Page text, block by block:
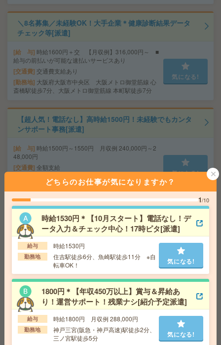
＼8名募集／未経験OK！大手企業＊健康診断結果データ
チェック等[派遣]
給 与 時給1600円＋交 【月収例】316,000円～ ■
給与の前払いが可能な速払いサービスあり
交通費 交通費支給あり
勤務地 大阪府大阪市中央区 大阪メトロ御堂筋線 心
斎橋駅徒歩7分、大阪メトロ御堂筋線 本町駅徒歩7分
気になる!
【超人気！電話なし】高時給1500円！未経験でもカンタ
ンサポート事務[派遣]
給 与 時給1500円～1550円 月収例 240,000円～2
48,000円
交通費 全額支給
三ノ宮駅徒歩5分、神戸三宮(阪神)駅徒歩4
分 ※通勤や買い物に便利な人気の三宮エリア
気になる!
【高時給1730円】未経験OK＊残業なし！データ入力やチ
ャット返信対応など[派遣]
給 与 時給1730円＋交 ■給与の前払いが可能な速
払いサービスあり
交通費 交通費支給あり
勤務地 大阪府大阪市北区 大阪メトロ四つ橋線 西梅
田駅徒歩4分、大阪環状線 大阪駅徒歩7分
気になる!
座り仕事！給与即払いOK！高時給！データ入力、品質検
査[派遣]
時給1500円
どちらのお仕事が気になりますか？
1/10
時給1530円＊【10月スタート】電話なし！デ
ータ入力＆チェック中心！17時ピタ[派遣]
給与 時給1530円
勤務地
住吉駅徒歩6分、魚崎駅徒歩11分 ※自
転車OK！
気になる!
1800円＊【年収450万以上】賞与＆昇給あ
り！運営サポート！残業ナシ[紹介予定派遣]
給与 時給1800円 月収例 288,000円
勤務地
神戸三宮(阪急・神戸高速)駅徒歩2分、
三ノ宮駅徒歩5分
気になる!